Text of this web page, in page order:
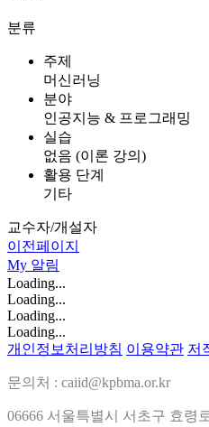
분류
주제
머신러닝
분야
인공지능 & 프로그래밍
실습
없음 (이론 강의)
활용 단계
기타
교수자/개설자
이전페이지
My 알림
Loading...
Loading...
Loading...
Loading...
개인정보처리방침 이용약관 저
문의처 : caiid@kpbma.or.kr
06666 서울특별시 서초구 효령